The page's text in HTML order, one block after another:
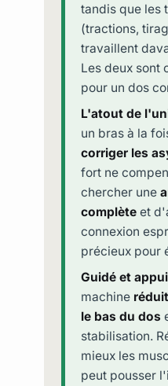
tandis que les
(tractions,
travaillent
Les deux sont
pour un dos
L'atout de
un bras à la
corriger les
fort ne
chercher une
complèteet
connexion
précieux pour
Guidé et
machine
le bas du dos
stabilisation.
mieux les
peut pousser